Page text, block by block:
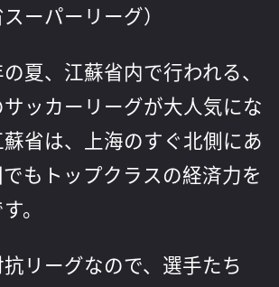
ーパーリーグ）
夏、江蘇省内で行われる、
ッカーリーグが大人気にな
省は、上海のすぐ北側にあ
もトップクラスの経済力を
。
リーグなので、選手たち